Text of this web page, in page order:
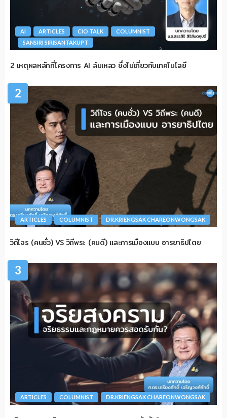
AI ARTICLES CIO TALK
COLUMNIST
SANSIRI SIRISANTAKUPT
2 เหตุผลหลักที่โครงการ AI ล้มเหลว ซึ่งไม่เกี่ยวกับเทคโนโลยี
2
ARTICLES COLUMNIST DR.KRIENGSAK CHAREONWONGSAK
วิถีโจร (คนชั่ว) VS วิถีพระ (คนดี) และการเมืองแบบ อารยาธิปไตย
3
ARTICLES COLUMNIST DR.KRIENGSAK CHAREONWONGSAK